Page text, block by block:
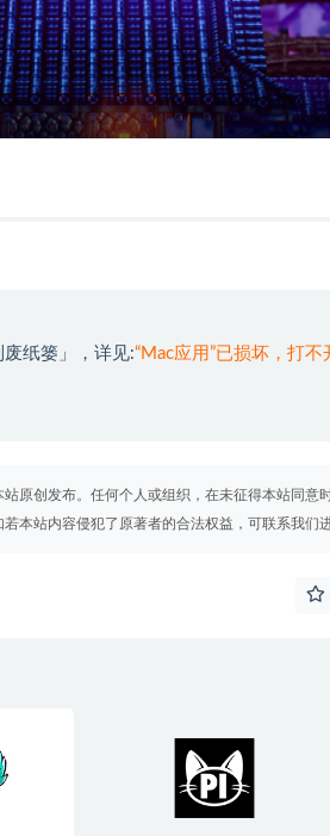
废纸篓」，详见:“Mac应用”已损坏，打
原创发布。任何个人或组织，在未征得本站同意
本站内容侵犯了原著者的合法权益，可联系我们